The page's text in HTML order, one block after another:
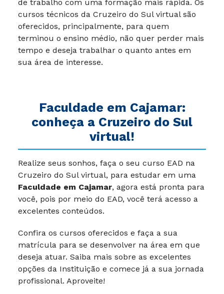
de trabalho com uma formação mais rápida. Os
cursos técnicos da Cruzeiro do Sul virtual são
oferecidos, principalmente, para quem
terminou o ensino médio, não quer perder mais
tempo e deseja trabalhar o quanto antes em
sua área de interesse.
Faculdade em Cajamar:
conheça a Cruzeiro do Sul
virtual!
Realize seus sonhos, faça o seu curso EAD na
Cruzeiro do Sul virtual, para estudar em uma
Faculdade em Cajamar, agora está pronta para
você, pois por meio do EAD, você terá acesso a
excelentes conteúdos.
Confira os cursos oferecidos e faça a sua
matrícula para se desenvolver na área em que
deseja atuar. Saiba mais sobre as excelentes
opções da Instituição e comece já a sua jornada
profissional. Aproveite!